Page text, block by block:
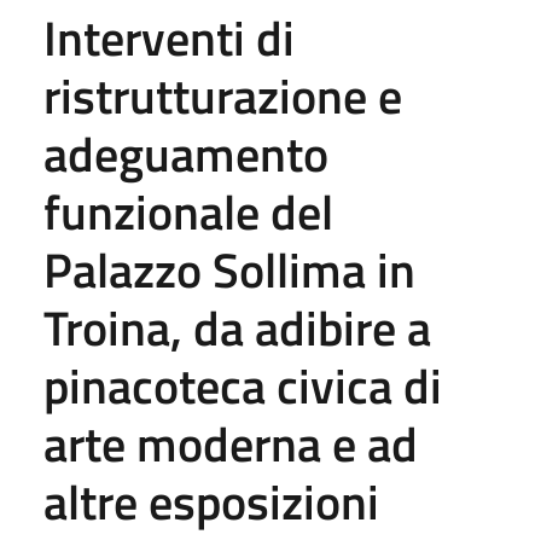
Interventi di
ristrutturazione e
adeguamento
funzionale del
Palazzo Sollima in
Troina, da adibire a
pinacoteca civica di
arte moderna e ad
altre esposizioni